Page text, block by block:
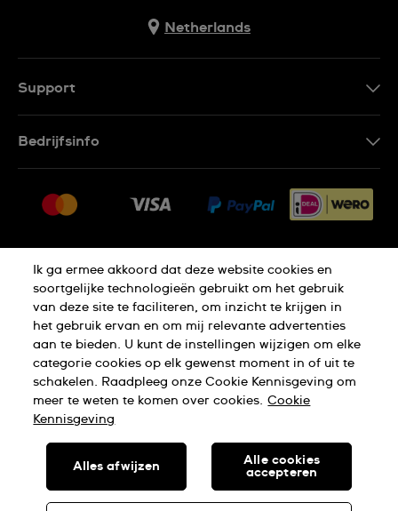
Netherlands
Support
Retouren
Verkoopvoorwaarden
Annulering van de overeenkomst
Bedrijfsinfo
Vacatures
Thuiswinkel certificaat
Privacy Verklaring Cookies
Gebruiksvoorwaarden
SWISS MADE
SWATCH AG 2026. ALLE RECHTEN VOORBEHOUDEN: SWISS
Ik ga ermee akkoord dat deze website cookies en
soortgelijke technologieën gebruikt om het gebruik
van deze site te faciliteren, om inzicht te krijgen in
het gebruik ervan en om mij relevante advertenties
aan te bieden. U kunt de instellingen wijzigen om elke
categorie cookies op elk gewenst moment in of uit te
schakelen. Raadpleeg onze Cookie Kennisgeving om
meer te weten te komen over cookies. Cookie
Kennisgeving
Alles afwijzen
Alle cookies
accepteren